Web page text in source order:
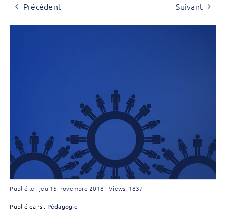
Précédent Suivant
Publié le : jeu 15 novembre 2018 Views: 1837
Publié dans : Pédagogie